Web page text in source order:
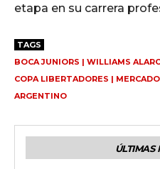
etapa en su carrera
TAGS
BOCA JUNIORS | WILLIAMS
COPA LIBERTADORES |
ARGENTINO
ÚLTIMAS